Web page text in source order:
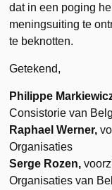
dat in een poging
meningsuiting te
te beknotten.
Getekend,
Philippe
Consistorie van
Raphael Werner,
Organisaties
Serge Rozen,
Organisaties van